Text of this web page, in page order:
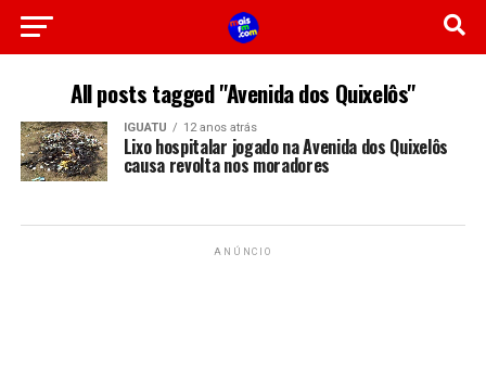
All posts tagged "Avenida dos Quixelôs"
IGUATU 12 anos atrás
Lixo hospitalar jogado na Avenida dos Quixelôs
causa revolta nos moradores
ANÚNCIO